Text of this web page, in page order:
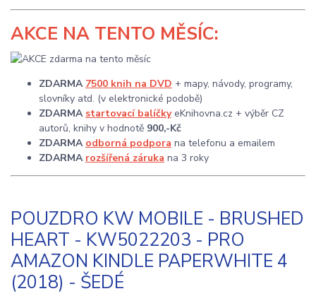
AKCE NA TENTO MĚSÍC:
ZDARMA 7500 knih na DVD + mapy, návody, programy,
slovníky atd. (v elektronické podobě)
ZDARMA startovací balíčkyeKnihovna.cz + výběr CZ
autorů, knihy v hodnotě 900,-Kč
ZDARMA odborná podpora na telefonu a emailem
ZDARMA rozšířená záruka na 3 roky
POUZDRO KW MOBILE - BRUSHED
HEART - KW5022203 - PRO
AMAZON KINDLE PAPERWHITE 4
(2018) - ŠEDÉ